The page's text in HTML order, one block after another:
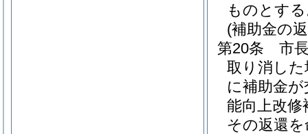
ものとす
(補助金の
第20条
市
取り消し
に補助金
能向上改修
その返還